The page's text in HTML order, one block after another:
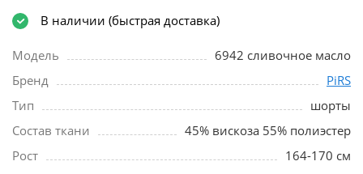
В наличии (быстрая доставка)
Модель
6942 сливочное масло
Бренд
PiRS
Тип
шорты
Состав ткани
45% вискоза 55% полиэстер
Рост
164-170 см